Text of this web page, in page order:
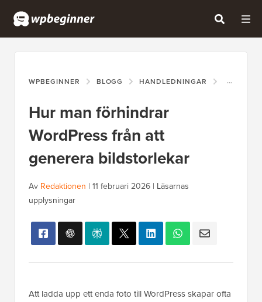
WPBEGINNER BLOGG HANDLEDNINGAR HUR
Hur man förhindrar
WordPress från att
generera bildstorlekar
Av Redaktionen | 11 februari 2026 | Läsarnas
upplysningar
Att ladda upp ett enda foto till WordPress skapar ofta